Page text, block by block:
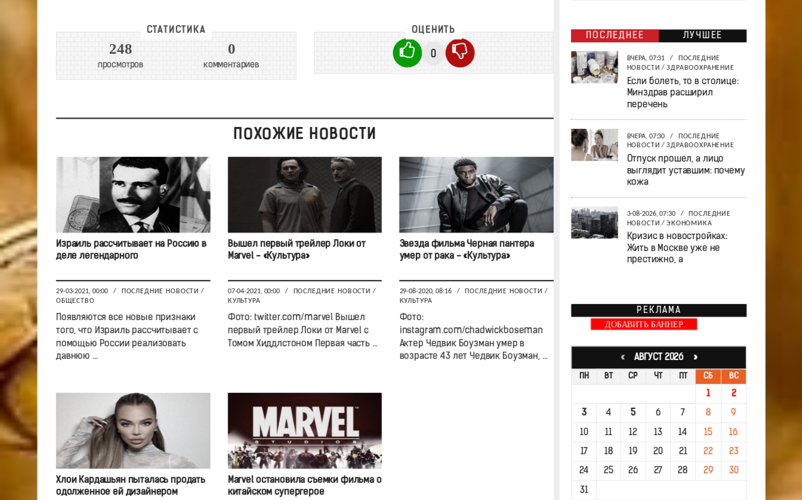
СТАТИСТИКА
248
просмотров
0
комментариев
ОЦЕНИТЬ
0
ПОХОЖИЕ НОВОСТИ
Израиль рассчитывает на Россию в
деле легендарного
29-03-2021, 00:00 / ПОСЛЕДНИЕ НОВОСТИ /
ОБЩЕСТВО
Появляются все новые признаки
того, что Израиль рассчитывает с
помощью России реализовать
давнюю ...
Вышел первый трейлер Локи от
Marvel - «Культура»
07-04-2021, 00:00 / ПОСЛЕДНИЕ НОВОСТИ /
КУЛЬТУРА
Фото: twitter.com/marvel Вышел
первый трейлер Локи от Marvel с
Томом Хиддлстоном Первая часть ...
Звезда фильма Черная пантера
умер от рака - «Культура»
29-08-2020, 08:16 / ПОСЛЕДНИЕ НОВОСТИ /
КУЛЬТУРА
Фото:
instagram.com/chadwickboseman
Актер Чедвик Боузман умер в
возрасте 43 лет Чедвик Боузман, ...
Хлои Кардашьян пыталась продать
одолженное ей дизайнером
Marvel остановила съемки фильма о
китайском супергерое
ПОСЛЕДНЕЕ ЛУЧШЕЕ
ВЧЕРА, 07:31 /
ПОСЛЕДНИЕ
НОВОСТИ / ЗДРАВООХРАНЕНИЕ
Если болеть, то в столице:
Минздрав расширил
перечень
ВЧЕРА, 07:30 /
ПОСЛЕДНИЕ
НОВОСТИ / ЗДРАВООХРАНЕНИЕ
Отпуск прошел, а лицо
выглядит уставшим: почему
кожа
3-08-2026, 07:30 /
ПОСЛЕДНИЕ
НОВОСТИ / ЭКОНОМИКА
Кризис в новостройках:
Жить в Москве уже не
престижно, а
РЕКЛАМА
ДОБАВИТЬ БАННЕР
«АВГУСТ 2026 »
ПН ВТ СР ЧТ ПТ СБ ВС
1 2
3 4 5 6 7 8 9
10 11 12 13 14 15 16
17 18 19 20 21 22 23
24 25 26 27 28 29 30
31